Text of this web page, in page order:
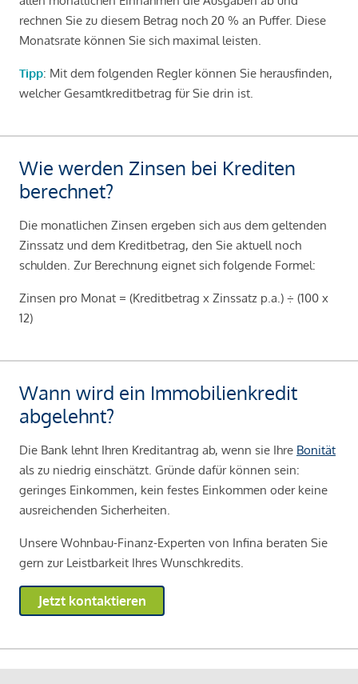
rechnen Sie zu diesem Betrag noch 20 % an Puffer. Diese
Monatsrate können Sie sich maximal leisten.
Tipp: Mit dem folgenden Regler können Sie herausfinden,
welcher Gesamtkreditbetrag für Sie drin ist.
Wie werden Zinsen bei Krediten
berechnet?
Die monatlichen Zinsen ergeben sich aus dem geltenden
Zinssatz und dem Kreditbetrag, den Sie aktuell noch
schulden. Zur Berechnung eignet sich folgende Formel:
Zinsen pro Monat = (Kreditbetrag x Zinssatz p.a.) ÷ (100 x
12)
Wann wird ein Immobilienkredit
abgelehnt?
Die Bank lehnt Ihren Kreditantrag ab, wenn sie Ihre Bonität
als zu niedrig einschätzt. Gründe dafür können sein:
geringes Einkommen, kein festes Einkommen oder keine
ausreichenden Sicherheiten.
Unsere Wohnbau-Finanz-Experten von Infina beraten Sie
gern zur Leistbarkeit Ihres Wunschkredits.
Jetzt kontaktieren